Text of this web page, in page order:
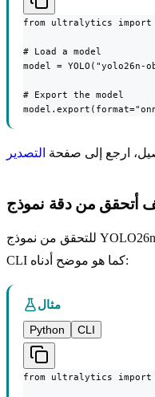
from ultralytics import
# Load a model
model = YOLO("yolo26n-
# Export the model
ارجع إلى صفحة التصدير
للتحقق من نموذج YOLO26n-obb، يمكنك استخدام أوامر Python أو
CLI كما هو موضح أدناه:
مثال
Python
CLI
from ultralytics import